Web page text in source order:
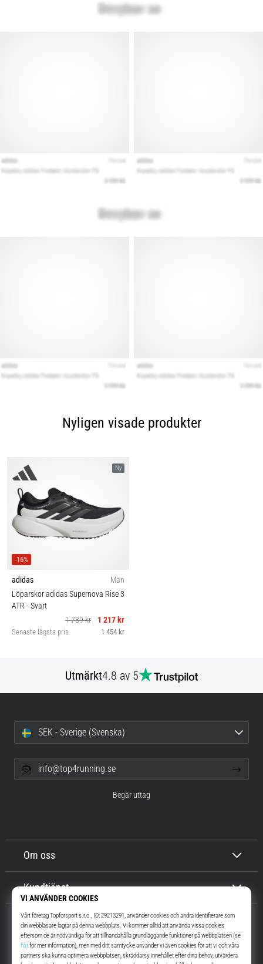
Nyligen visade produkter
Ny
-16%
adidas
Män
Löparskor adidas Supernova Rise 3
ATR - Svart
1 739 kr
1 217 kr
Senaste lägsta pris 1 454 kr
Utmärkt4.8 av 5
Om oss
Kundtjänst
SEK - Sverige (Svenska)
info@top4running.se
Begär uttag